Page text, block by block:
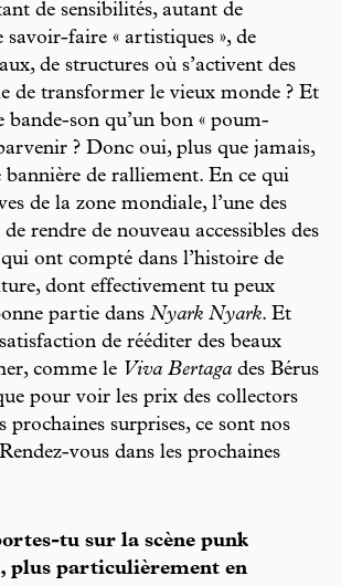
de sensibilités, autant de
savoir-faire « artistiques », de
de structures où s’activent des
de transformer le vieux monde ? Et
bande-son qu’un bon « poum-
? Donc oui, plus que jamais,
de ralliement. En ce qui
de la zone mondiale, l’une des
rendre de nouveau accessibles des
ont compté dans l’histoire de
dont effectivement tu peux
partie dans Nyark Nyark. Et
de rééditer des beaux
comme le Viva Bertaga des Bérus
pour voir les prix des collectors
prochaines surprises, ce sont nos
vous dans les prochaines
tu sur la scène punk
plus particulièrement en